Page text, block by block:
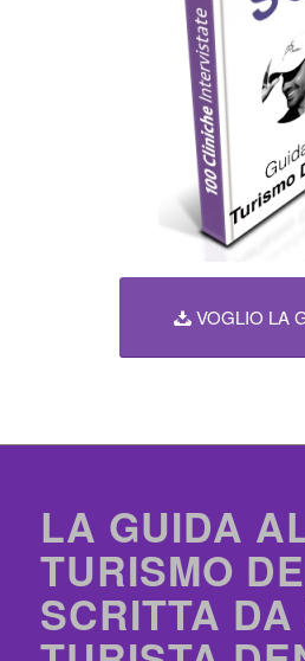
VOGLIO LA
LA GUIDA
TURISMO
SCRITTA DA